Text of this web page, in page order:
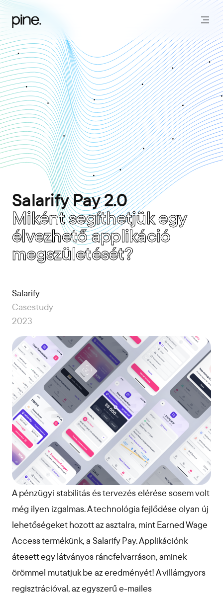
Salarify Pay 2.0
Miként segíthetjük egy
élvezhető applikáció
megszületését?
Salarify
Casestudy
2023
A pénzügyi stabilitás és tervezés elérése sosem volt
még ilyen izgalmas. A technológia fejlődése olyan új
lehetőségeket hozott az asztalra, mint Earned Wage
Access termékünk, a Salarify Pay. Applikációnk
átesett egy látványos ráncfelvarráson, aminek
örömmel mutatjuk be az eredményét! A villámgyors
regisztrációval, az egyszerű e-mailes